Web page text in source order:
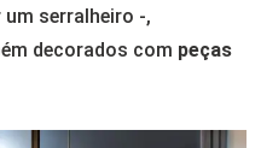
serralheiro -,
decorados com peças